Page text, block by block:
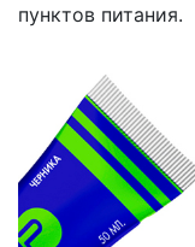
пунктов питания.